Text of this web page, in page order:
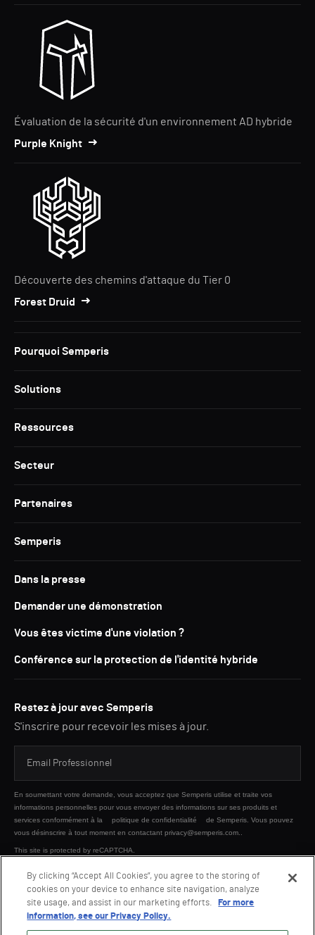
Évaluation de la sécurité d'un environnement AD hybride
Purple Knight
Découverte des chemins d'attaque du Tier 0
Forest Druid
Pourquoi Semperis
Solutions
Ressources
Secteur
Partenaires
Semperis
Dans la presse
Demander une démonstration
Vous êtes victime d'une violation ?
Conférence sur la protection de l'identité hybride
Restez à jour avec Semperis
S'inscrire pour recevoir les mises à jour.
En soumettant votre demande, vous acceptez que Semperis utilise et traite vos
informations personnelles pour vous envoyer des informations sur ses produits et
services conformément à la
politique de confidentialité
de Semperis. Vous pouvez
vous désinscrire à tout moment en contactant privacy@semperis.com..
This site is protected by reCAPTCHA.
ENVOYER
By clicking “Accept All Cookies”, you agree to the storing of
cookies on your device to enhance site navigation, analyze
site usage, and assist in our marketing efforts.
For more
information, see our Privacy Policy.